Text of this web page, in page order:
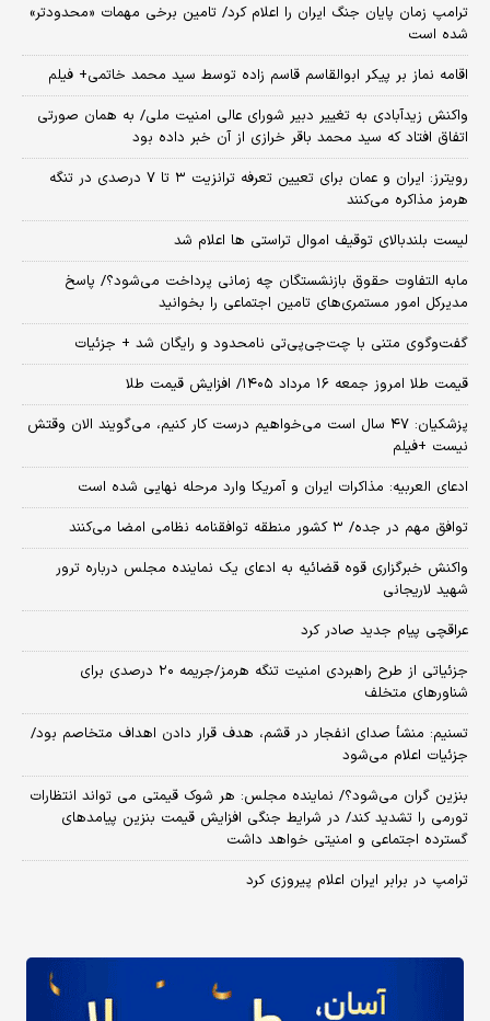
ترامپ زمان پایان جنگ ایران را اعلام کرد/ تامین برخی مهمات «محدودتر»
شده است
اقامه نماز بر پیکر ابوالقاسم قاسم زاده توسط سید محمد خاتمی+ فیلم
واکنش زیدآبادی به تغییر دبیر شورای عالی امنیت ملی/ به همان صورتی
اتفاق افتاد که سید محمد باقر خرازی از آن خبر داده بود
رویترز: ایران و عمان برای تعیین تعرفه ترانزیت ۳ تا ۷ درصدی در تنگه
هرمز مذاکره می‌کنند
لیست بلندبالای توقیف اموال تراستی ها اعلام شد
مابه التفاوت حقوق بازنشستگان چه زمانی پرداخت می‌شود؟/ پاسخ
مدیرکل امور مستمری‌های تامین اجتماعی را بخوانید
گفت‌وگوی متنی با چت‌جی‌پی‌تی نامحدود و رایگان شد + جزئیات
قیمت طلا امروز جمعه ۱۶ مرداد ۱۴۰۵/ افزایش قیمت طلا
پزشکیان: ۴۷ سال است می‌خواهیم درست کار کنیم، می‌گویند الان وقتش
نیست +فیلم
ادعای العربیه: مذاکرات ایران و آمریکا وارد مرحله نهایی شده است
توافق مهم در جده/ ۳ کشور منطقه توافقنامه نظامی امضا می‌کنند
واکنش خبرگزاری قوه قضائیه به ادعای یک نماینده مجلس درباره ترور
شهید لاریجانی
عراقچی پیام جدید صادر کرد
جزئیاتی از طرح راهبردی امنیت تنگه هرمز/جریمه ۲۰ درصدی برای
شناورهای متخلف
تسنیم: منشأ صدای انفجار در قشم، هدف قرار دادن اهداف متخاصم بود/
جزئیات اعلام می‌شود
بنزین گران می‌شود؟/ نماینده مجلس: هر شوک قیمتی می تواند انتظارات
تورمی را تشدید کند/ در شرایط جنگی افزایش قیمت بنزین پیامدهای
گسترده اجتماعی و امنیتی خواهد داشت
ترامپ در برابر ایران اعلام پیروزی کرد